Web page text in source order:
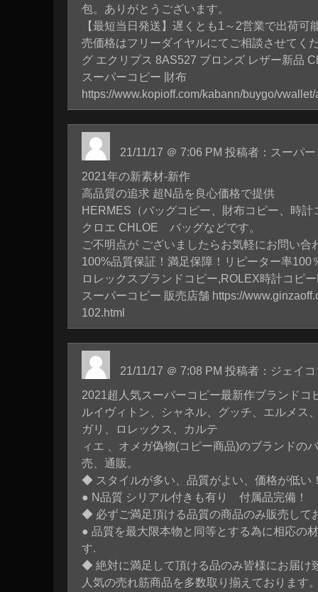
包。ありがとうございます。
【最短当日発送】遅くとも1～2営業で出荷可
売価格はフリーダイヤルにてご相談させてく
グ エクリプス 8AS527 ブロンズ レザー新品
スーパーコピー 財布
https://www.kopioff.com/kabann/buygo/
21/11/17 ＠ 7:06 PM 投稿者：スーパ
2021年の新素材-新作
高品質の追求 超N品を良心価格で提供
HERMES（バッグコピー、財布コピー、時計
クロエ CHLOE バッグなどです。
ご不明点が ございましたらお気軽にお問い合
100%品質保証！満足保障！リピーター率100
ロレックスブランドコピー,ROLEX時計コピ
スーパーコピー 販売店舗 https://
102.html
21/11/17 ＠ 7:08 PM 投稿者：ジェイ
2021超人気スーパーコピー最新作ブランドコ
ルイヴィトン、シャネル、グッチ、エルメス
ガリ、ロレックス、カルテ
ィエ 、オメガ偽物(コピー商品)のブランドの
売、通販。
◆ スタイルが多い、品質がよい、価格が低い
● N品質 シリアル付きも有り 付属品完備！
◆ 必ずご満足頂ける品質の商品のみ販売して
● 品質を最大限本物と同等とする為に相応の
す.
◆ 絶対に満足して頂ける品のみ皆様にお届け
人気の売れ筋商品を多数取り揃えております